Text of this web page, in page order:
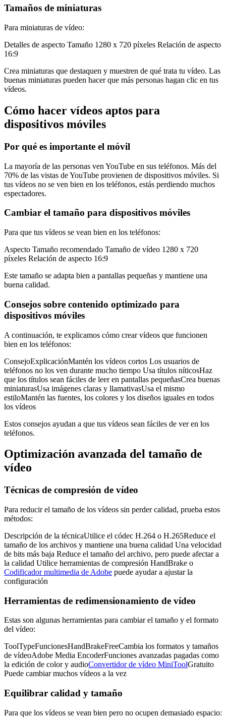
Tamaños de miniaturas
Para miniaturas de vídeo:
Detalles de aspecto Tamaño 1280 x 720 píxeles Relación de aspecto
16:9
Crea miniaturas que destaquen y muestren de qué trata tu vídeo. Las
buenas miniaturas pueden hacer que más personas hagan clic en tus
vídeos.
Cómo hacer vídeos aptos para
dispositivos móviles
Por qué es importante el móvil
La mayoría de las personas ven YouTube en sus teléfonos. Más del
70% de las vistas de YouTube provienen de dispositivos móviles. Si
tus vídeos no se ven bien en los teléfonos, estás perdiendo muchos
espectadores.
Cambiar el tamaño para dispositivos móviles
Para que tus vídeos se vean bien en los teléfonos:
Aspecto Tamaño recomendado Tamaño de vídeo 1280 x 720
píxeles Relación de aspecto 16:9
Este tamaño se adapta bien a pantallas pequeñas y mantiene una
buena calidad.
Consejos sobre contenido optimizado para
dispositivos móviles
A continuación, te explicamos cómo crear vídeos que funcionen
bien en los teléfonos:
ConsejoExplicaciónMantén los vídeos cortos Los usuarios de
teléfonos no los ven durante mucho tiempo Usa títulos níticosHaz
que los títulos sean fáciles de leer en pantallas pequeñasCrea buenas
miniaturasUsa imágenes claras y llamativasUsa el mismo
estiloMantén las fuentes, los colores y los diseños iguales en todos
los vídeos
Estos consejos ayudan a que tus vídeos sean fáciles de ver en los
teléfonos.
Optimización avanzada del tamaño de
vídeo
Técnicas de compresión de vídeo
Para reducir el tamaño de los vídeos sin perder calidad, prueba estos
métodos:
Descripción de la técnicaUtilice el códec H.264 o H.265Reduce el
tamaño de los archivos y mantiene una buena calidad Una velocidad
de bits más baja Reduce el tamaño del archivo, pero puede afectar a
la calidad Utilice herramientas de compresión HandBrake o
Codificador multimedia de Adobe puede ayudar a ajustar la
configuración
Herramientas de redimensionamiento de vídeo
Estas son algunas herramientas para cambiar el tamaño y el formato
del vídeo:
ToolTypeFuncionesHandBrakeFreeCambia los formatos y tamaños
de vídeoAdobe Media EncoderFunciones avanzadas pagadas como
la edición de color y audioConvertidor de vídeo MiniToolGratuito
Puede cambiar muchos vídeos a la vez
Equilibrar calidad y tamaño
Para que los vídeos se vean bien pero no ocupen demasiado espacio: